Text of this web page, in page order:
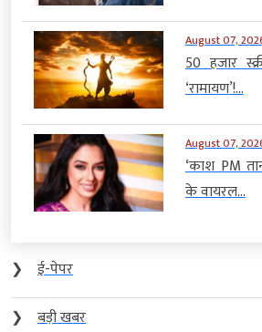
August 07,
50 हजार
‘रामायण’!...
August 07,
‘काश PM
के वायरल...
❯
ई-पेपर
❯
बड़ी खबर